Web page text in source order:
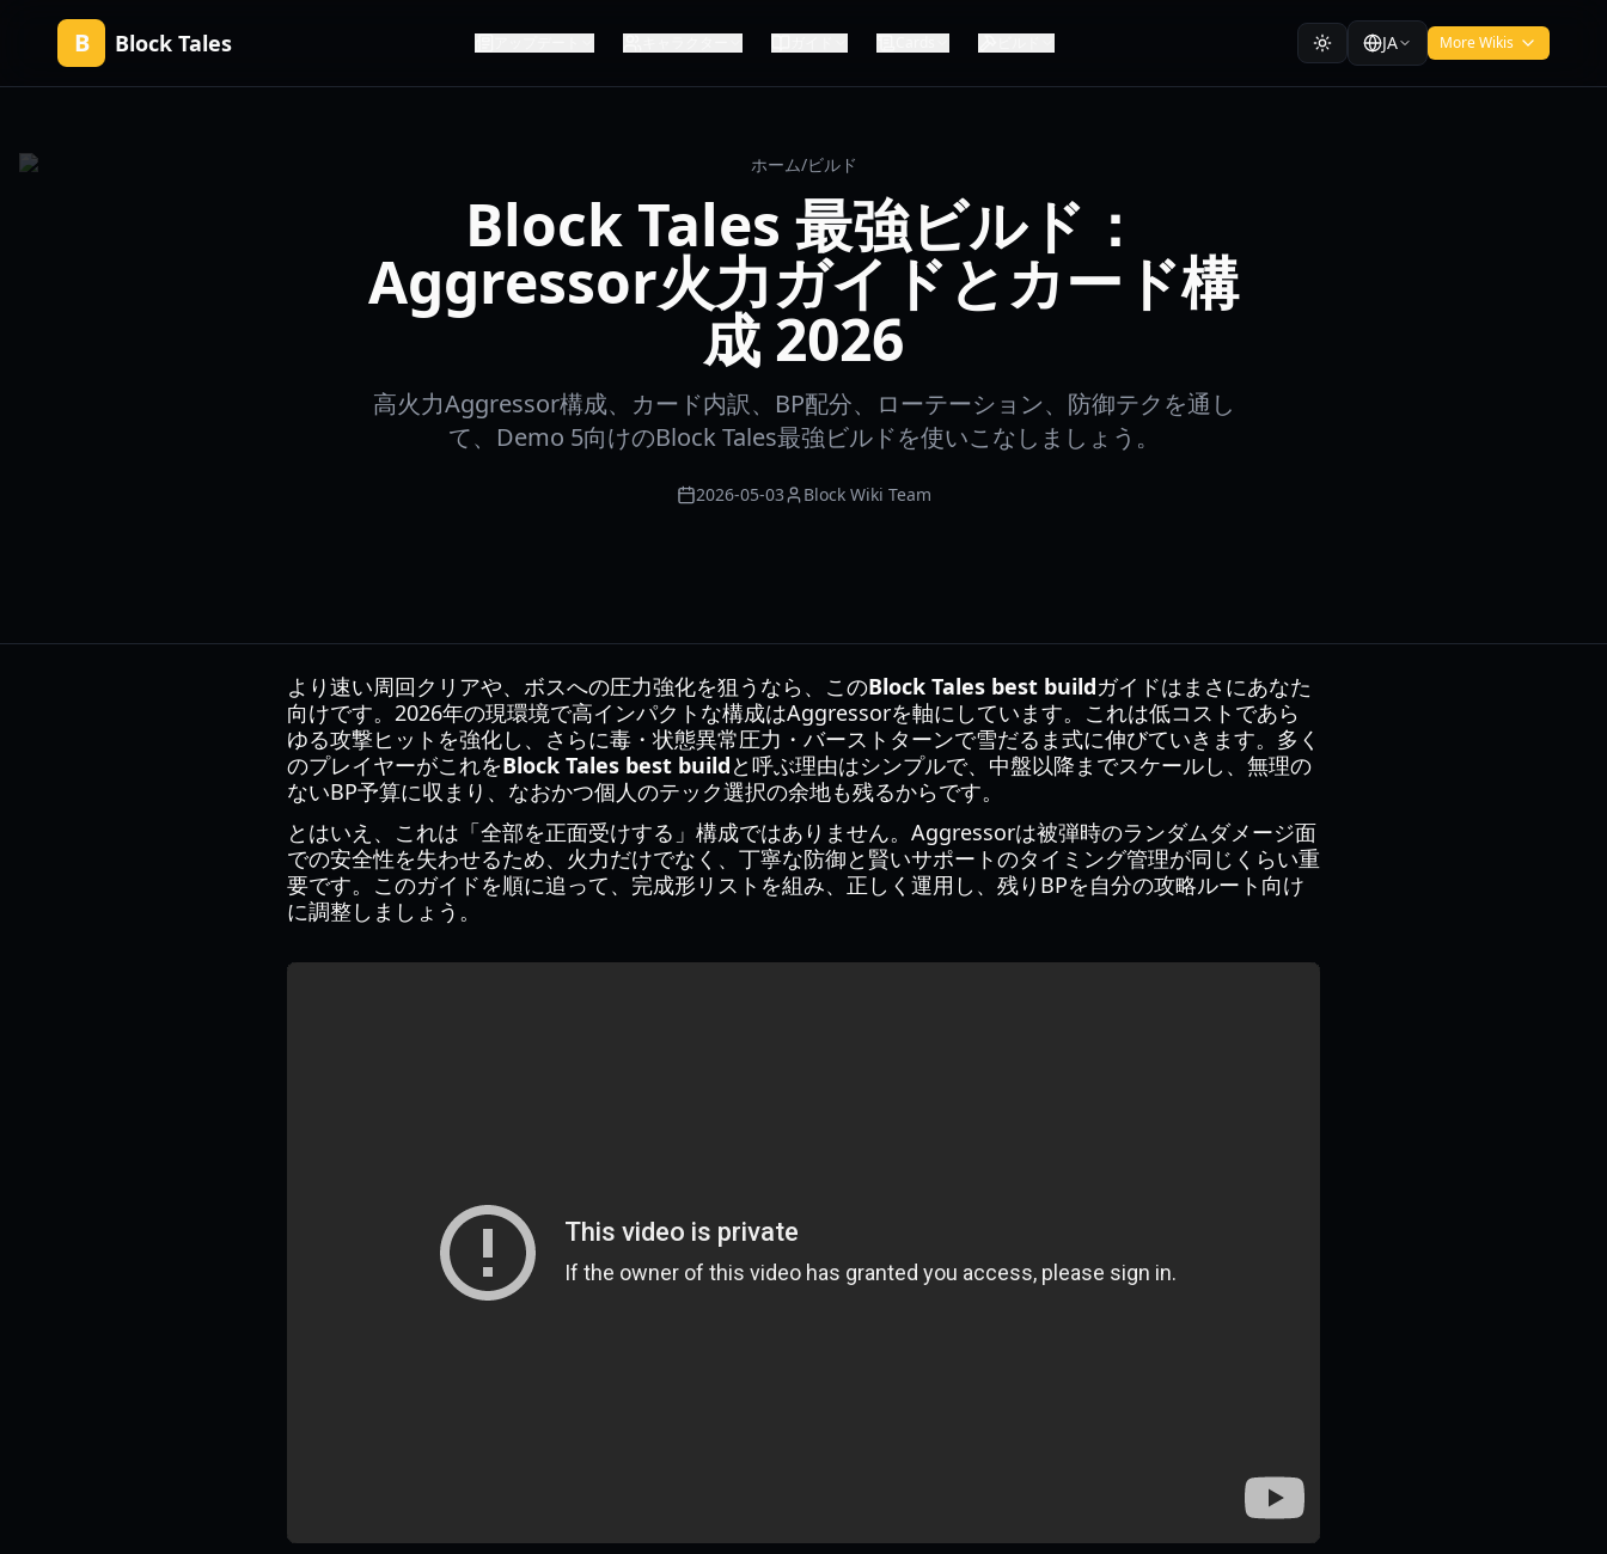
B Block Tales JA More Wikis
ホーム/ビルド
Block Tales 最強ビルド：
Aggressor火力ガイドとカード構
成 2026
高火力Aggressor構成、カード内訳、BP配分、ローテーション、防御テクを通し
て、Demo 5向けのBlock Tales最強ビルドを使いこなしましょう。
2026-05-03 Block Wiki Team
より速い周回クリアや、ボスへの圧力強化を狙うなら、このBlock Tales best buildガイドはまさにあなた
向けです。2026年の現環境で高インパクトな構成はAggressorを軸にしています。これは低コストであら
ゆる攻撃ヒットを強化し、さらに毒・状態異常圧力・バーストターンで雪だるま式に伸びていきます。多く
のプレイヤーがこれをBlock Tales best buildと呼ぶ理由はシンプルで、中盤以降までスケールし、無理の
ないBP予算に収まり、なおかつ個人のテック選択の余地も残るからです。
とはいえ、これは「全部を正面受けする」構成ではありません。Aggressorは被弾時のランダムダメージ面
での安全性を失わせるため、火力だけでなく、丁寧な防御と賢いサポートのタイミング管理が同じくらい重
要です。このガイドを順に追って、完成形リストを組み、正しく運用し、残りBPを自分の攻略ルート向け
に調整しましょう。